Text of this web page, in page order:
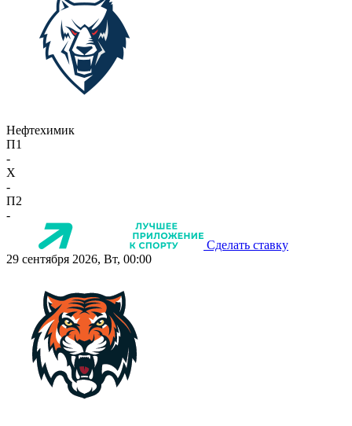
Нефтехимик
П1
-
X
-
П2
-
Сделать ставку
29 сентября 2026, Вт, 00:00